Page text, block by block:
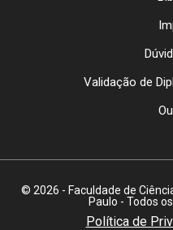
Validação de
© 2026 - Faculdade de
Paulo - Todos
Política de